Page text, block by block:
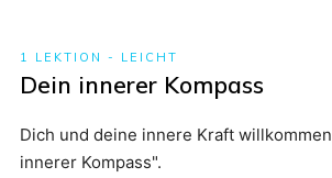
1 LEKTION - LEICHT
Dein innerer Kompass
Dich und deine innere Kraft
innerer Kompass".